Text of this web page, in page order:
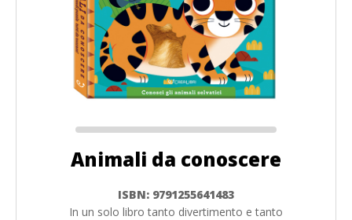
Animali da conoscere
ISBN: 9791255641483
In un solo libro tanto divertimento e tanto